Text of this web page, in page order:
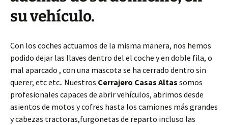
su vehículo.
Con los coches actuamos de la misma manera, nos hemos
podido dejar las llaves dentro del el coche y en doble fila, o
mal aparcado , con una mascota se ha cerrado dentro sin
querer, etc etc.. Nuestros Cerrajero Casas Altas somos
profesionales capaces de abrir vehículos, abrimos desde
asientos de motos y cofres hasta los camiones más grandes
y cabezas tractoras,furgonetas de reparto incluso las